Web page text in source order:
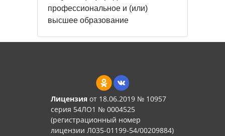
профессиональное и (или)
высшее образование
Лицензияот 18.06.2019 № 10957
серия 54ЛО1 № 0004525
(регистрационный номер
лицензии Л035-01199-54/00209884)